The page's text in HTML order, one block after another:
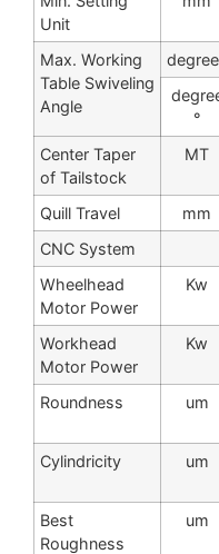
Unit
Max. Working
Table Swiveling
Angle
°
Center Taper
of Tailstock
MT
Quill Travel mm
CNC System
Wheelhead
Motor Power
Kw
Workhead
Motor Power
Kw
Roundness um
Cylindricity
um
Best
Roughness
um